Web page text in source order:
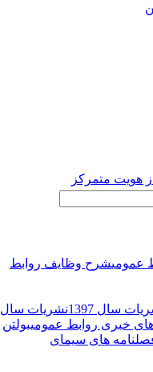
هويت متمركز
شرح وظایف روابط
سال 1397
نشریات سال
خبری روابط عمومیبولتن
های سیمای